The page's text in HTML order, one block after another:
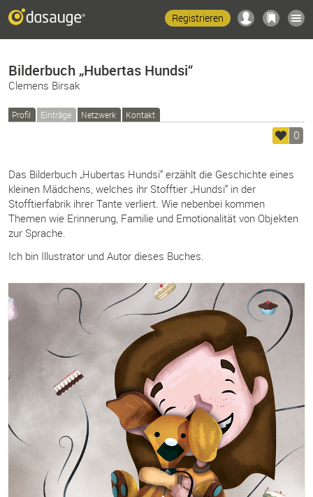
Registrieren
Bilderbuch „Hubertas Hundsi“
Clemens Birsak
Profil Einträge Netzwerk Kontakt
0
Das Bilderbuch „Hubertas Hundsi“ erzählt die Geschichte eines
kleinen Mädchens, welches ihr Stofftier „Hundsi“ in der
Stofftierfabrik ihrer Tante verliert. Wie nebenbei kommen
Themen wie Erinnerung, Familie und Emotionalität von Objekten
zur Sprache.
Ich bin Illustrator und Autor dieses Buches.